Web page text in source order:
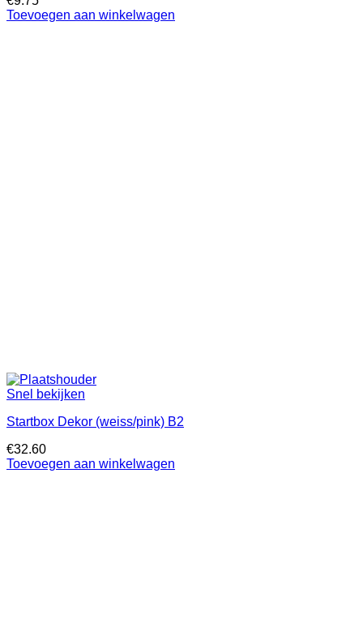
Toevoegen aan winkelwagen
Snel bekijken
Startbox Dekor (weiss/pink) B2
€32.60
Toevoegen aan winkelwagen